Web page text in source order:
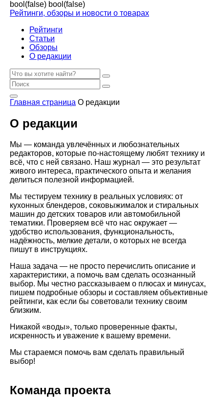
bool(false) bool(false)
Рейтинги, обзоры и новости о товарах
Рейтинги
Статьи
Обзоры
О редакции
Главная страница О редакции
О редакции
Мы — команда увлечённых и любознательных
редакторов, которые по-настоящему любят технику и
всё, что с ней связано. Наш журнал — это результат
живого интереса, практического опыта и желания
делиться полезной информацией.
Мы тестируем технику в реальных условиях: от
кухонных блендеров, соковыжималок и стиральных
машин до детских товаров или автомобильной
тематики. Проверяем всё что нас окружает —
удобство использования, функциональность,
надёжность, мелкие детали, о которых не всегда
пишут в инструкциях.
Наша задача — не просто перечислить описание и
характеристики, а помочь вам сделать осознанный
выбор. Мы честно рассказываем о плюсах и минусах,
пишем подробные обзоры и составляем объективные
рейтинги, как если бы советовали технику своим
близким.
Никакой «воды», только проверенные факты,
искренность и уважение к вашему времени.
Мы стараемся помочь вам сделать правильный
выбор!
Команда проекта